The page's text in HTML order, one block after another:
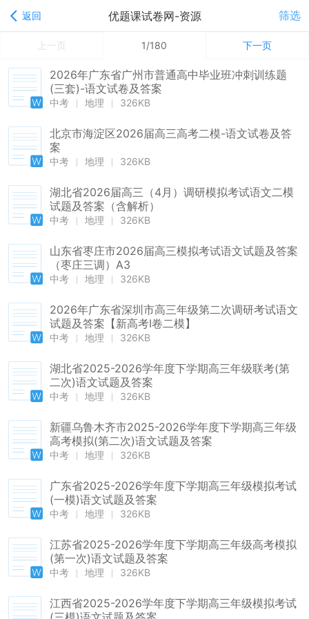
返回 优题课试卷网-资源 筛选
上一页 1/180 下一页
2026年广东省广州市普通高中毕业班冲刺训练题
(三套)-语文试卷及答案
中考 地理 326KB
北京市海淀区2026届高三高考二模-语文试卷及答
案
中考 地理 326KB
湖北省2026届高三（4月）调研模拟考试语文二模
试题及答案（含解析）
中考 地理 326KB
山东省枣庄市2026届高三模拟考试语文试题及答案
（枣庄三调）A3
中考 地理 326KB
2026年广东省深圳市高三年级第二次调研考试语文
试题及答案【新高考Ⅰ卷二模】
中考 地理 326KB
湖北省2025-2026学年度下学期高三年级联考(第
二次)语文试题及答案
中考 地理 326KB
新疆乌鲁木齐市2025-2026学年度下学期高三年级
高考模拟(第二次)语文试题及答案
中考 地理 326KB
广东省2025-2026学年度下学期高三年级模拟考试
(一模)语文试题及答案
中考 地理 326KB
江苏省2025-2026学年度下学期高三年级高考模拟
(第一次)语文试题及答案
中考 地理 326KB
江西省2025-2026学年度下学期高三年级模拟考试